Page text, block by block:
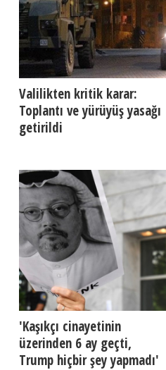
Valilikten kritik karar:
Toplantı ve yürüyüş yasağı
getirildi
'Kaşıkçı cinayetinin
üzerinden 6 ay geçti,
Trump hiçbir şey yapmadı'